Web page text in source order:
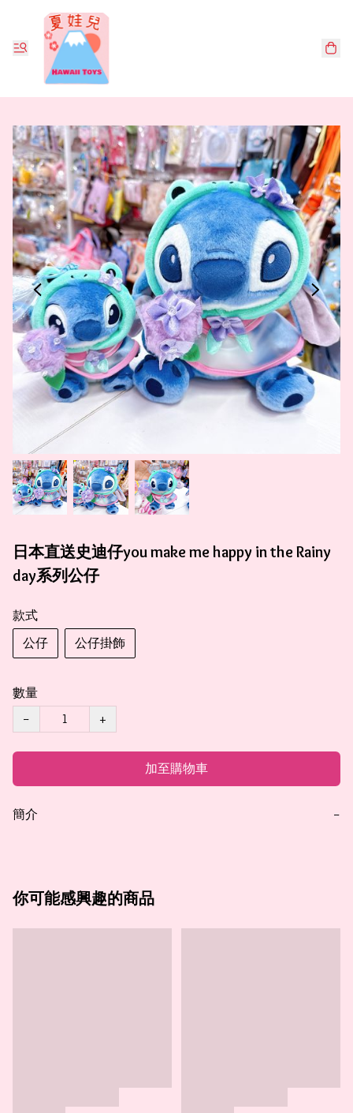
日本直送史迪仔you make me happy in the Rainy
day系列公仔
款式
公仔
公仔掛飾
數量
−
+
加至購物車
簡介 −
你可能感興趣的商品